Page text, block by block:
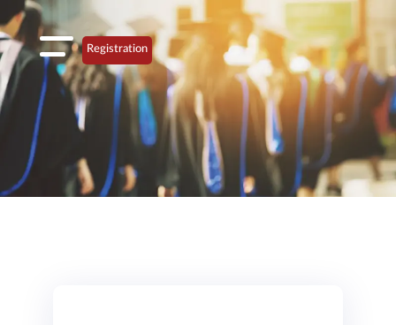
Registration